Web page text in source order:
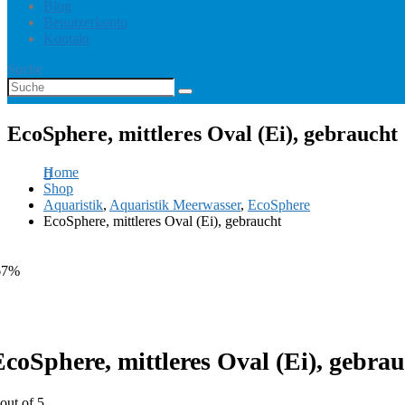
Blog
Benutzerkonto
Kontakt
Suche
EcoSphere, mittleres Oval (Ei), gebraucht
Home
Shop
Aquaristik, Aquaristik Meerwasser, EcoSphere
EcoSphere, mittleres Oval (Ei), gebraucht
mittleres Oval (Ei),